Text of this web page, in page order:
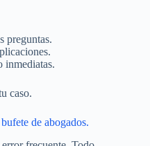
preguntas.
inmediatas.
caso.
de abogados.